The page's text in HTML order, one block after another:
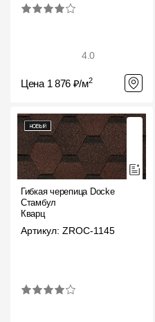
4.0
Цена 1 876 ₽/м2
Гибкая черепица Docke
Стамбул
Кварц
Артикул: ZROC-1145